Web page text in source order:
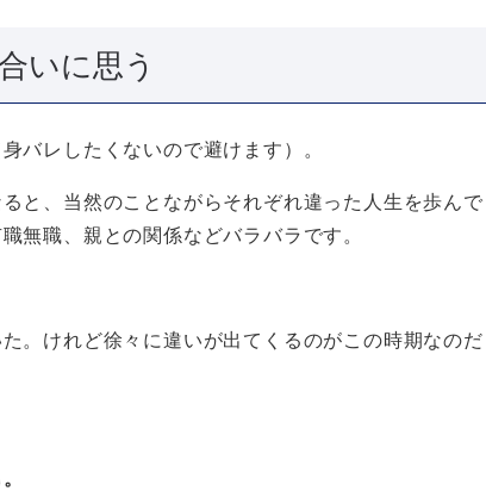
いに思う
バレしたくないので避けます）。
と、当然のことながらそれぞれ違った人生を歩んで
無職、親との関係などバラバラです。
。けれど徐々に違いが出てくるのがこの時期なのだ